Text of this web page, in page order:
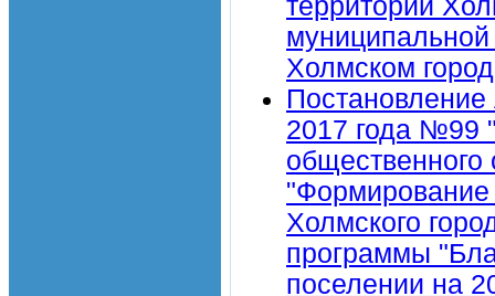
территории
муниципальной
Холмском
2017 года №99
"Формирование
Холмского
программы
поселении на